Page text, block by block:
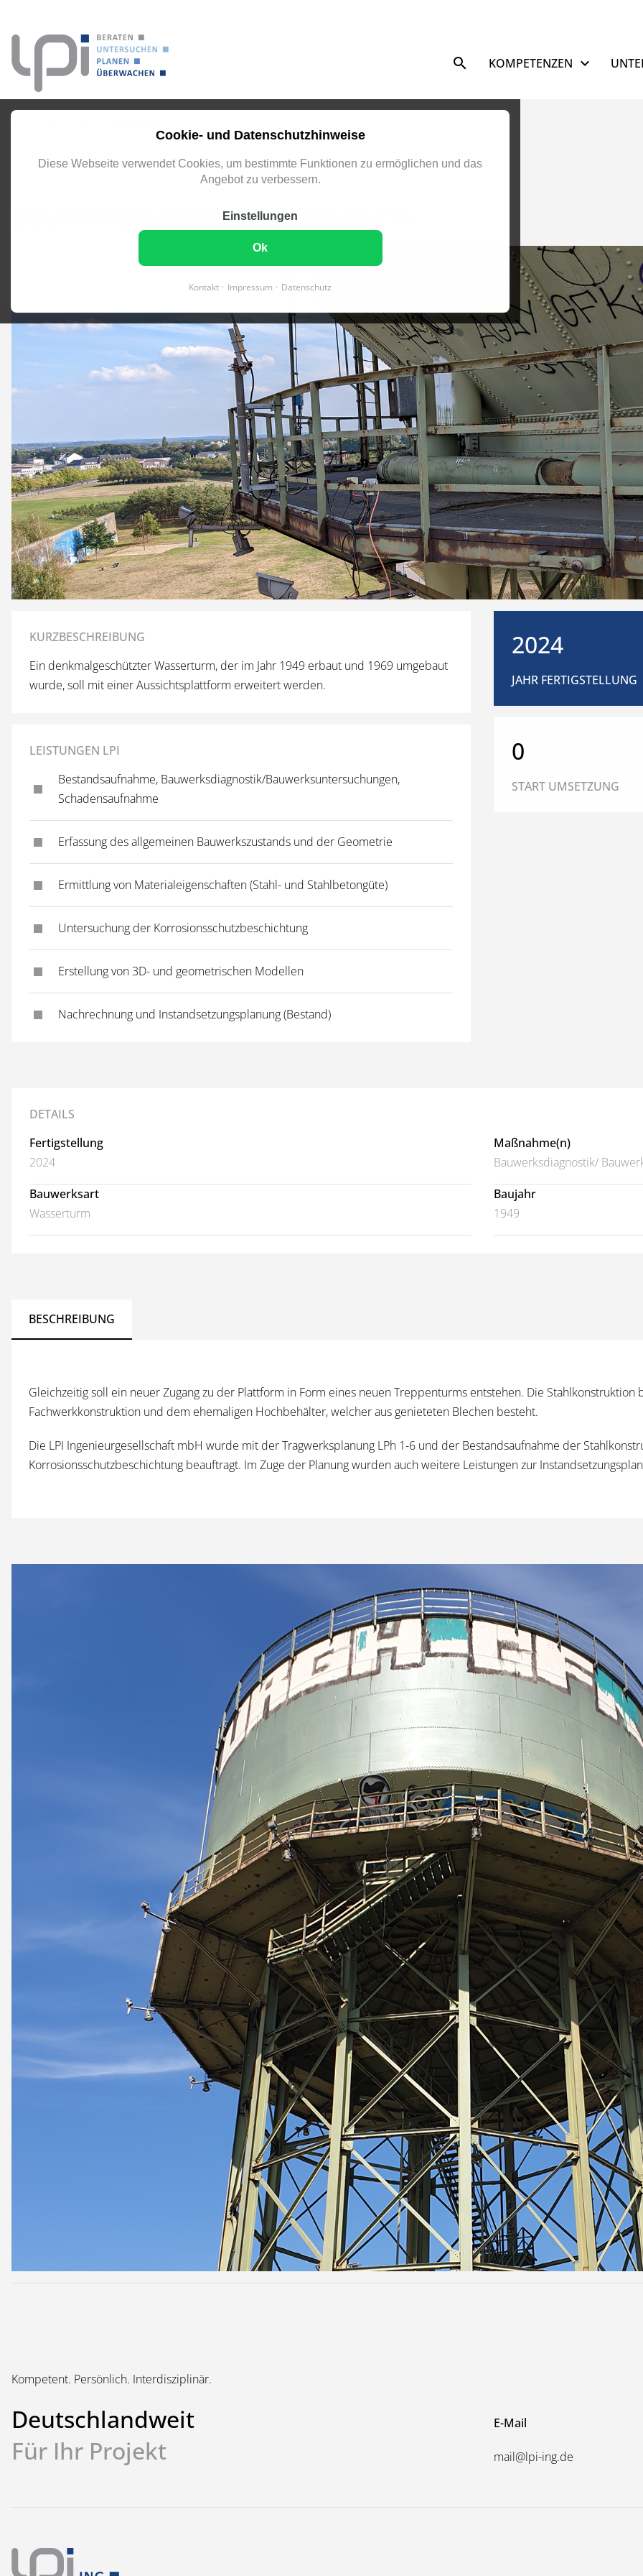
Cookie- und Datenschutzhinweise
Diese Webseite verwendet Cookies, um bestimmte Funktionen zu ermöglichen und das
Angebot zu verbessern.
Einstellungen
Ok
Kontakt Impressum Datenschutz
KOMPETENZEN
Bauwerksdiagnostik Wasserturm
KURZBESCHREIBUNG
Ein denkmalgeschützter Wasserturm, der im Jahr 1949 erbaut und 1969 umgebaut
wurde, soll mit einer Aussichtsplattform erweitert werden.
LEISTUNGEN LPI
Bestandsaufnahme, Bauwerksdiagnostik/Bauwerksuntersuchungen,
Schadensaufnahme
Erfassung des allgemeinen Bauwerkszustands und der Geometrie
Ermittlung von Materialeigenschaften (Stahl- und Stahlbetongüte)
Untersuchung der Korrosionsschutzbeschichtung
Erstellung von 3D- und geometrischen Modellen
Nachrechnung und Instandsetzungsplanung (Bestand)
2024
JAHR FERTIGSTELLUNG
0
START UMSETZUNG
DETAILS
Fertigstellung
2024
Maßnahme(n)
Bauwerksdiagnostik/
Bauwerksart
Wasserturm
Baujahr
1949
BESCHREIBUNG
Gleichzeitig soll ein neuer Zugang zu der Plattform in Form eines neuen Treppenturms entstehen. Die Stahlkonstruktion
Fachwerkkonstruktion und dem ehemaligen Hochbehälter, welcher aus genieteten Blechen besteht.
Die LPI Ingenieurgesellschaft mbH wurde mit der Tragwerksplanung LPh 1-6 und der Bestandsaufnahme der
Korrosionsschutzbeschichtung beauftragt. Im Zuge der Planung wurden auch weitere Leistungen zur
Kompetent. Persönlich. Interdisziplinär.
Deutschlandweit
Für Ihr Projekt
E-Mail
mail@lpi-ing.de